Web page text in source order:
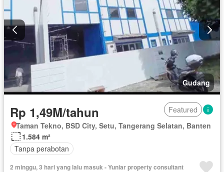
Gudang
Rp 1,49M/tahun
Featured
Taman Tekno, BSD City, Setu, Tangerang Selatan, Banten
1.584 m²
Tanpa perabotan
2 minggu, 3 hari yang lalu masuk - Yuniar property consultant